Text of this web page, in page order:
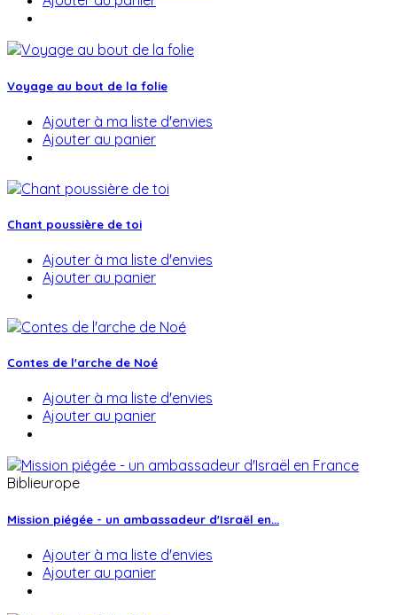
Voyage au bout de la folie
Ajouter à ma liste d'envies
Ajouter au panier
Chant poussière de toi
Ajouter à ma liste d'envies
Ajouter au panier
Contes de l'arche de Noé
Ajouter à ma liste d'envies
Ajouter au panier
Biblieurope
Mission piégée - un ambassadeur d'Israël en...
Ajouter à ma liste d'envies
Ajouter au panier